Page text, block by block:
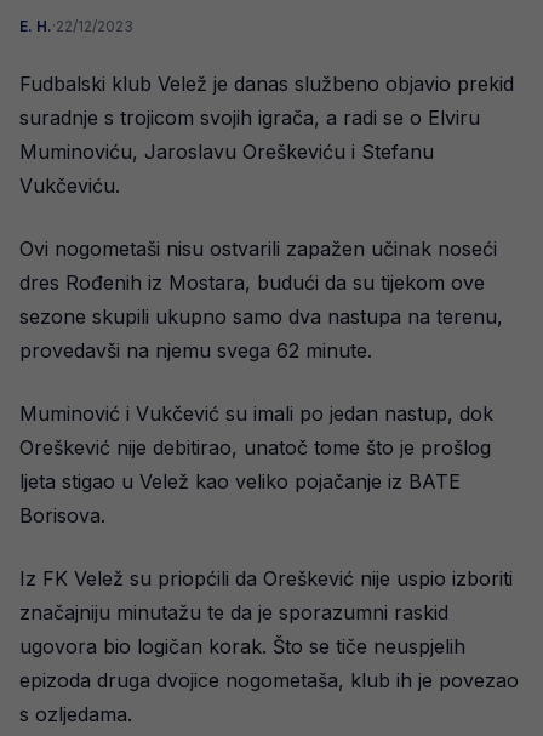
E. H.·22/12/2023
Fudbalski klub Velež je danas službeno objavio prekid
suradnje s trojicom svojih igrača, a radi se o Elviru
Muminoviću, Jaroslavu Oreškeviću i Stefanu
Vukčeviću.
Ovi nogometaši nisu ostvarili zapažen učinak noseći
dres Rođenih iz Mostara, budući da su tijekom ove
sezone skupili ukupno samo dva nastupa na terenu,
provedavši na njemu svega 62 minute.
Muminović i Vukčević su imali po jedan nastup, dok
Oreškević nije debitirao, unatoč tome što je prošlog
ljeta stigao u Velež kao veliko pojačanje iz BATE
Borisova.
Iz FK Velež su priopćili da Oreškević nije uspio izboriti
značajniju minutažu te da je sporazumni raskid
ugovora bio logičan korak. Što se tiče neuspjelih
epizoda druga dvojice nogometaša, klub ih je povezao
s ozljedama.